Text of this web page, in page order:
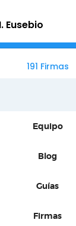
Eusebio
191 Firmas
Equipo
Blog
Guías
Firmas